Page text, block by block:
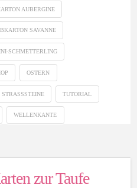
AUBERGINE
SAVANNE
SCHMETTERLING
OSTERN
STRASSSTEINE TUTORIAL
WELLENKANTE
zur Taufe